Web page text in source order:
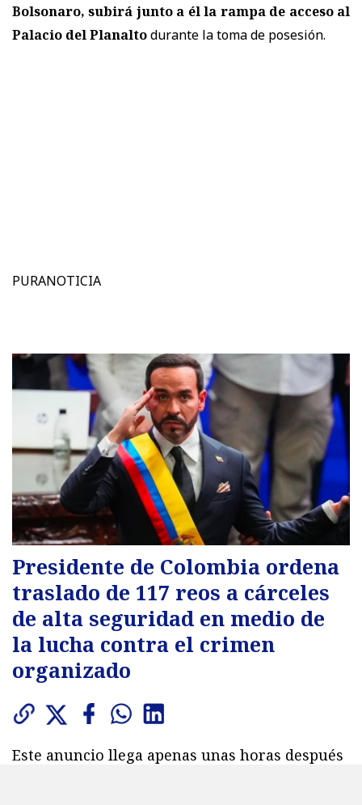
Bolsonaro, subirá junto a él la rampa de acceso al
Palacio del Planaltodurante la toma de posesión.
PURANOTICIA
Presidente de Colombia ordena
traslado de 117 reos a cárceles
de alta seguridad en medio de
la lucha contra el crimen
organizado
Este anuncio llega apenas unas horas después